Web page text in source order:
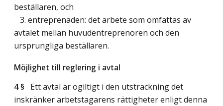
beställaren, och
3. entreprenaden: det arbete som omfattas av
avtalet mellan huvudentreprenören och den
ursprungliga beställaren.
Möjlighet till reglering i avtal
4 § Ett avtal är ogiltigt i den utsträckning det
inskränker arbetstagarens rättigheter enligt denna